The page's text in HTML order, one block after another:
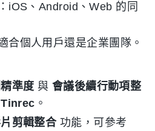
：iOS、Android、Web 的同
合個人用戶還是企業團隊。
準度 與 會議後續行動項整
Tinrec 。
剪輯整合功能，可參考